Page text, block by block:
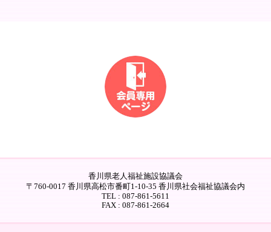
香川県老人福祉施設協議会
〒760-0017 香川県高松市番町1-10-35 香川県社会福祉協議会内
TEL : 087-861-5611
FAX : 087-861-2664